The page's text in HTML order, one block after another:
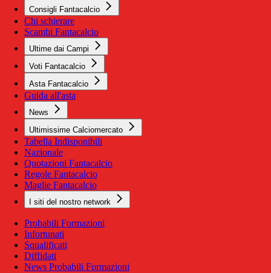
Consigli Fantacalcio
Chi schierare
Scambi Fantacalcio
Ultime dai Campi
Voti Fantacalcio
Asta Fantacalcio
Guida all'asta
News
Ultimissime Calciomercato
Tabella Indisponibili
Nazionale
Quotazioni Fantacalcio
Regole Fantacalcio
Maglie Fantacalcio
I siti del nostro network
Probabili Formazioni
Infortunati
Squalificati
Diffidati
News Probabili Formazioni